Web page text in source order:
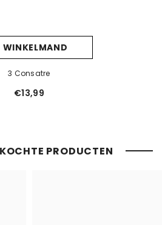
WINKELMAND
3 Consatre
€13,99
PRODUCTEN